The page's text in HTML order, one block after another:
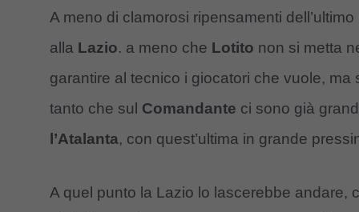
A meno di clamorosi ripensamenti dell’ultimo
alla Lazio. a meno che Lotito non si metta
garantire al tecnico i giocatori che vuole,
tanto che sul Comandante ci sono già
l’Atalanta, con quest’ultima in grande
A quel punto la Lazio lo lascerebbe andare,